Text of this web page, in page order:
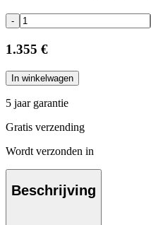
-
1.355 €
In winkelwagen
5 jaar garantie
Gratis verzending
Wordt verzonden in
Beschrijving